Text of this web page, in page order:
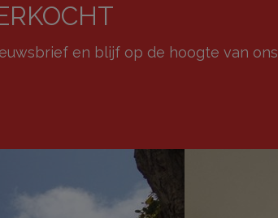
en blijf op de hoogte van ons